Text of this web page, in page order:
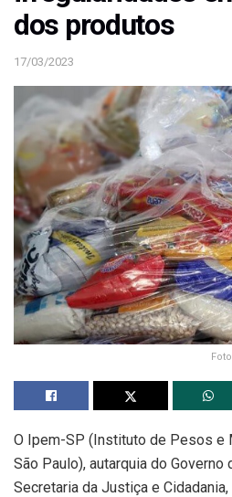
dos produtos
17/03/2023
O Ipem-SP (Instituto de Pesos e
São Paulo), autarquia do Governo
Secretaria da Justiça e